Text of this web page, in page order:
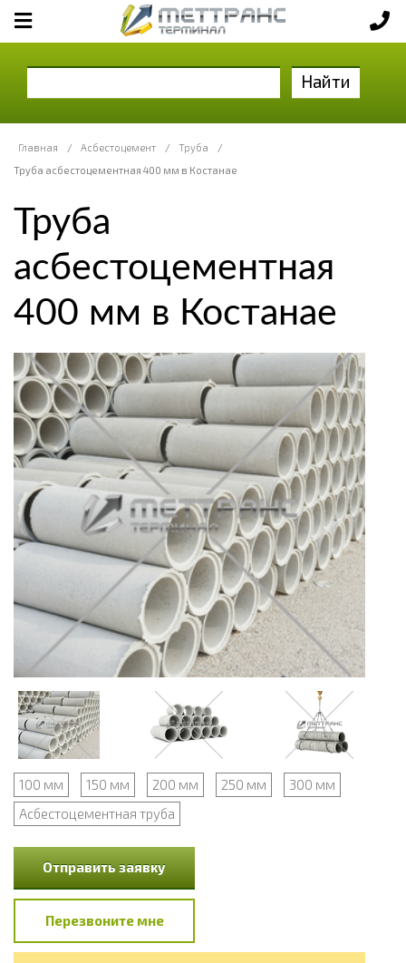
Найти
Главная / Асбестоцемент / Труба
/
Труба асбестоцементная 400 мм в Костанае
Труба
асбестоцементная
400 мм в Костанае
100 мм 150 мм 200 мм 250 мм
300 мм
Асбестоцементная труба
Отправить заявку
Перезвоните мне